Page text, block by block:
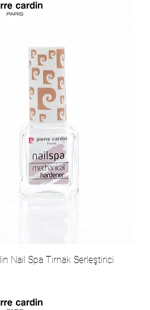
Nail Spa Tırnak Serleştirici